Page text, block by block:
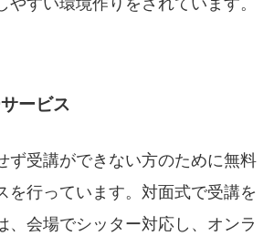
ービス
ず受講ができない方のために無料
を行っています。対面式で受講を
、会場でシッター対応し、オンラ